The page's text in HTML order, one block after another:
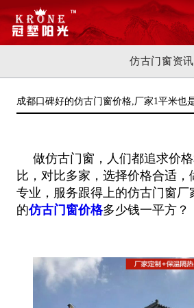
仿古门窗资讯
成都口碑好的仿古门窗价格,厂家1平米也
做仿古门窗，人们都追求价
比，对比多家，选择价格合适，
专业，服务跟得上的仿古门窗厂
的仿古门窗价格多少钱一平方？